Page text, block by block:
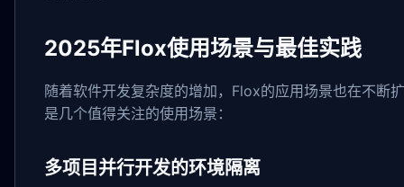
2025年Flox使用场景与最佳实践
随着软件开发复杂度的增加，Flox的应用场景也在不断
是几个值得关注的使用场景：
多项目并行开发的环境隔离